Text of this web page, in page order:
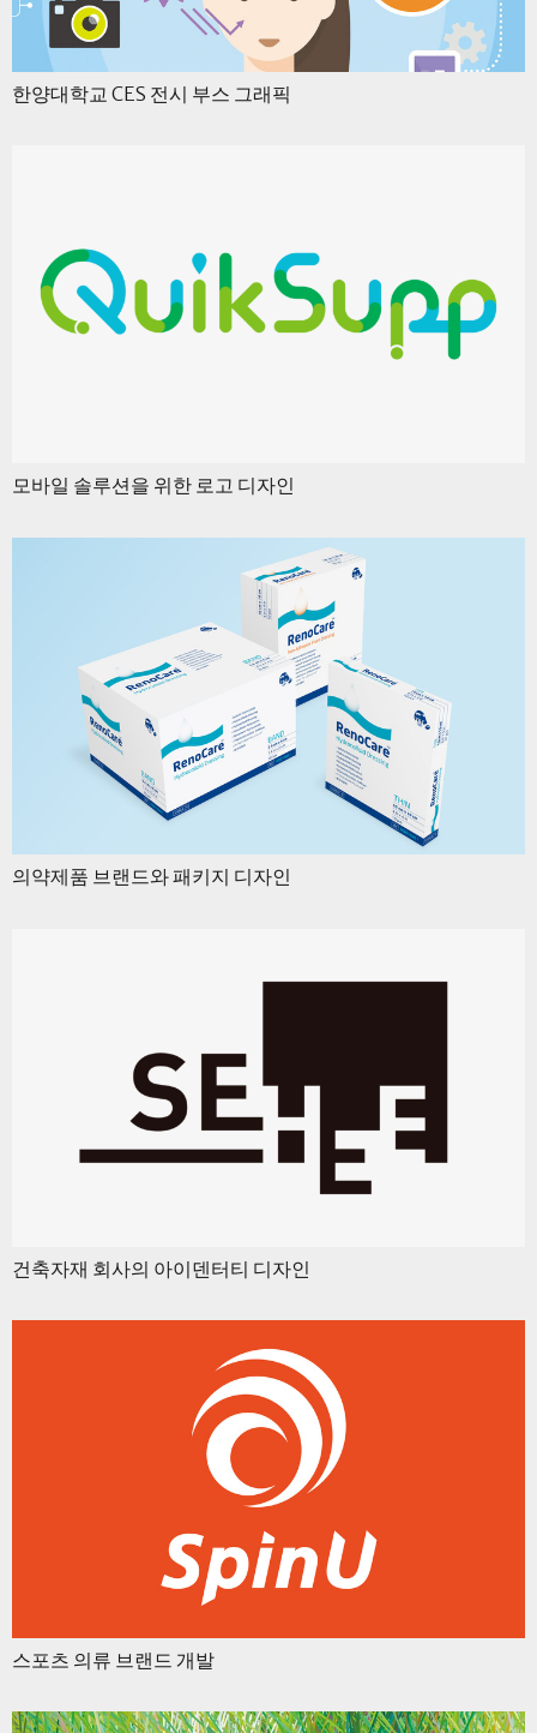
한양대학교 CES 전시 부스 그래픽
모바일 솔루션을 위한 로고 디자인
의약제품 브랜드와 패키지 디자인
건축자재 회사의 아이덴터티 디자인
스포츠 의류 브랜드 개발